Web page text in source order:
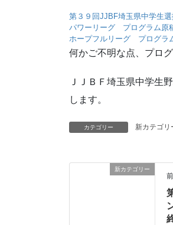
第３９回JJBF埼玉県中学生
パワーリーグ プログラム原
ホープフルリーグ プログラ
何かご不明な点、プロ
ＪＪＢＦ埼玉県中学
します。
カテゴリー 新カテゴリ
新カテゴリー